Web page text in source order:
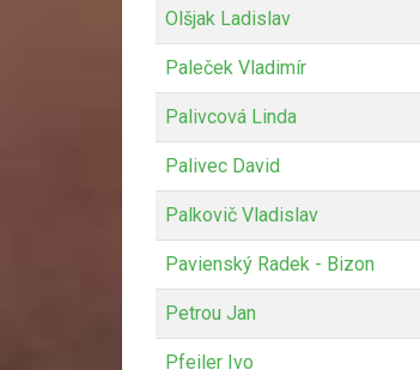
Olšjak Ladislav
Paleček Vladimír
Palivcová Linda
Palivec David
Palkovič Vladislav
Pavienský Radek - Bizon
Petrou Jan
Pfeiler Ivo